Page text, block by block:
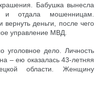
Бабушка вынесла
отдала мошенницам.
деньги, после чего
управление МВД.
уголовное дело. Личность
– ею оказалась 43-летняя
области. Женщину